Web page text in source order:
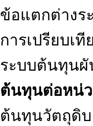
ข้อแตกต่างร
การเปรียบเ
ระบบต้นทุน
ต้นทุนต่อหน่
ต้นทุนวัตถุดิบ